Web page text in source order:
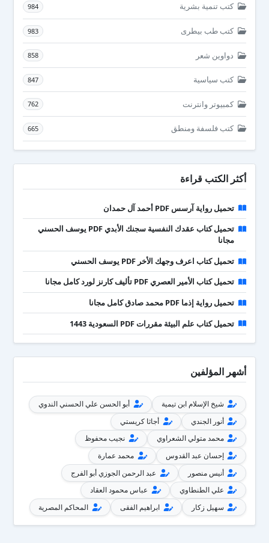
كتب تنمية بشرية 984
كتب طب بيطرى 983
دواوين شعر 858
كتب سياسية 847
كمبيوتر وانترنت 762
كتب فلسفة ومنطق 665
أكثر الكتب قراءة
تحميل رواية آرسس PDF أحمد آل حمدان
تحميل كتاب عقدك النفسية سجنك الأبدي PDF يوسف الحسني
مجانا
تحميل كتاب اعرف وجهك الأخر PDF يوسف الحسني
تحميل كتاب الأمير العصري PDF تأليف كارنز لورد كامل مجانا
تحميل رواية إذما PDF محمد صادق كامل مجانا
تحميل كتاب علم البيئة مقررات PDF السعودية 1443
أشهر المؤلفين
شيخ الإسلام ابن تيمية
أبو الحسن علي الحسني الندوي
أنور الجندي
أجاثا كريستي
محمد متولي الشعراوي
نجيب محفوظ
إحسان عبد القدوس
محمد عمارة
أنيس منصور
عبد الرحمن الجوزي أبو الفرج
علي الطنطاوي
عباس محمود العقاد
سهيل زكار
ابراهيم الفقى المحاكم المصرية